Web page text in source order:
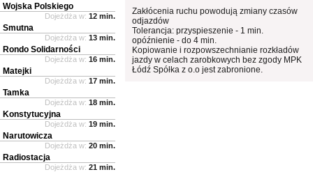
Zakłócenia ruchu powodują zmiany czasów
odjazdów
Tolerancja: przyspieszenie - 1 min.
opóźnienie - do 4 min.
Kopiowanie i rozpowszechnianie rozkładów
jazdy w celach zarobkowych bez zgody MPK
Łódź Spółka z o.o jest zabronione.
Wojska Polskiego
Dojeżdża w: 12 min.
Smutna
Dojeżdża w: 13 min.
Rondo Solidarności
Dojeżdża w: 16 min.
Matejki
Dojeżdża w: 17 min.
Tamka
Dojeżdża w: 18 min.
Konstytucyjna
Dojeżdża w: 19 min.
Narutowicza
Dojeżdża w: 20 min.
Radiostacja
Dojeżdża w: 21 min.